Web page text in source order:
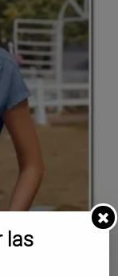
las